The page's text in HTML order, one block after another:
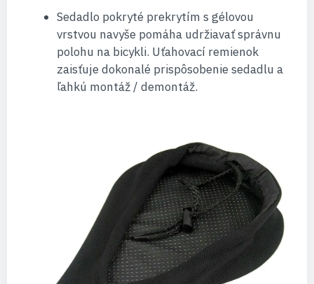
Sedadlo pokryté prekrytím s gélovou
vrstvou navyše pomáha udržiavať správnu
polohu na bicykli. Uťahovací remienok
zaisťuje dokonalé prispôsobenie sedadlu a
ľahkú montáž / demontáž.